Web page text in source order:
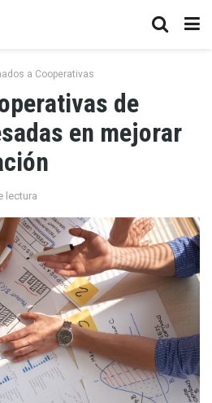
a Cooperativas
de
en mejorar
lectura